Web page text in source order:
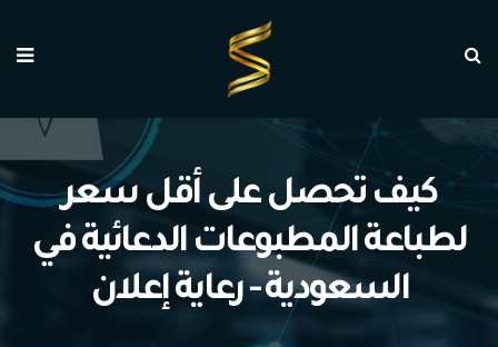
كيف تحصل على أقل سعر
لطباعة المطبوعات الدعائية في
السعودية - رعاية إعلان